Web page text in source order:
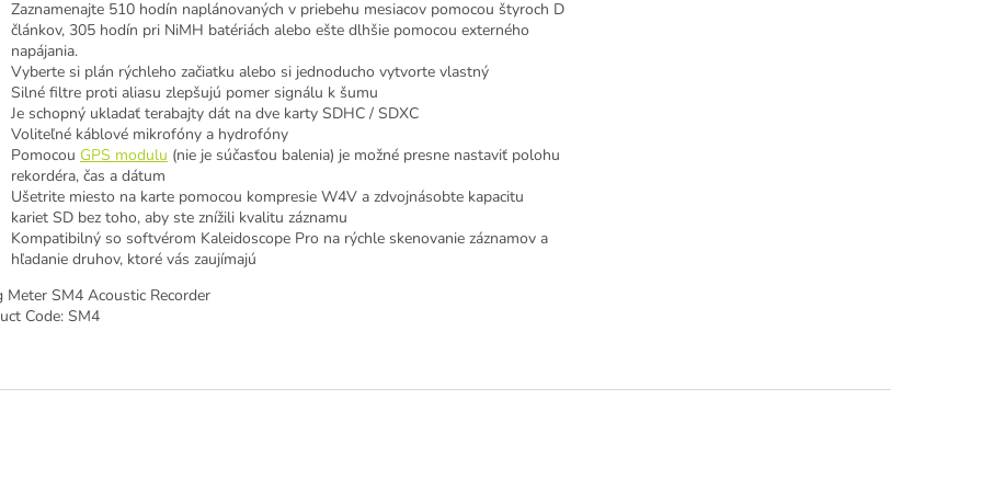
Zaznamenajte 510 hodín naplánovaných v priebehu mesiacov pomocou štyroch D
článkov, 305 hodín pri NiMH batériách alebo ešte dlhšie pomocou externého
napájania.
Vyberte si plán rýchleho začiatku alebo si jednoducho vytvorte vlastný
Silné filtre proti aliasu zlepšujú pomer signálu k šumu
Je schopný ukladať terabajty dát na dve karty SDHC / SDXC
Voliteľné káblové mikrofóny a hydrofóny
Pomocou GPS modulu (nie je súčasťou balenia) je možné presne nastaviť polohu
rekordéra, čas a dátum
Ušetrite miesto na karte pomocou kompresie W4V a zdvojnásobte kapacitu
kariet SD bez toho, aby ste znížili kvalitu záznamu
Kompatibilný so softvérom Kaleidoscope Pro na rýchle skenovanie záznamov a
hľadanie druhov, ktoré vás zaujímajú
Meter SM4 Acoustic Recorder
Code: SM4